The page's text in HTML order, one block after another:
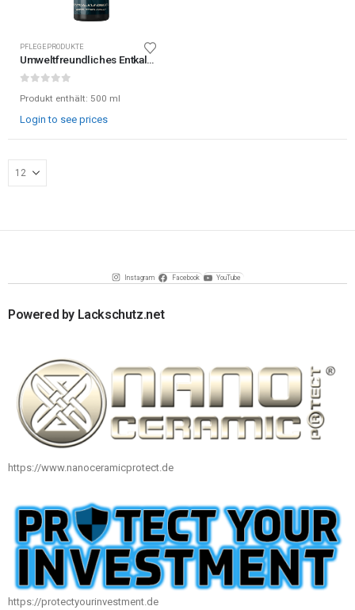
PFLEGEPRODUKTE
Umweltfreundliches Entkalkungsgel von Nano Ceramic Protect
Produkt enthält: 500 ml
Login to see prices
Instagram Facebook YouTube
Powered by Lackschutz.net
https://www.nanoceramicprotect.de
https://protectyourinvestment.de